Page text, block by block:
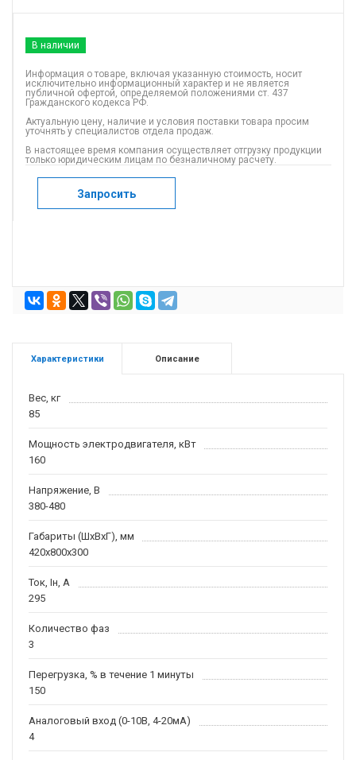
В наличии
Информация о товаре, включая указанную стоимость, носит
исключительно информационный характер и не является
публичной офертой, определяемой положениями ст. 437
Гражданского кодекса РФ.
Актуальную цену, наличие и условия поставки товара просим
уточнять у специалистов отдела продаж.
В настоящее время компания осуществляет отгрузку продукции
только юридическим лицам по безналичному расчету.
Запросить
Характеристики Описание
Вес, кг
85
Мощность электродвигателя, кВт
160
Напряжение, В
380-480
Габариты (ШхВхГ), мм
420x800x300
Ток, Iн, А
295
Количество фаз
3
Перегрузка, % в течение 1 минуты
150
Аналоговый вход (0-10В, 4-20мА)
4